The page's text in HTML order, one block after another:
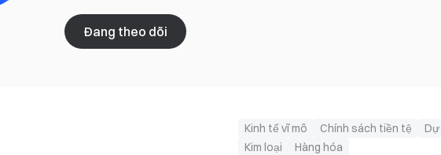
Đang theo dõi
Kinh tế vĩ mô Chính sách tiền tệ
Kim loại
Hàng hóa